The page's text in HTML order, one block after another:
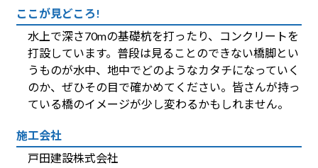
ここが見どころ!
水上で深さ70mの基礎杭を打ったり、コンクリートを
打設しています。普段は見ることのできない橋脚とい
うものが水中、地中でどのようなカタチになっていく
のか、ぜひその目で確かめてください。皆さんが持っ
ている橋のイメージが少し変わるかもしれません。
施工会社
戸田建設株式会社